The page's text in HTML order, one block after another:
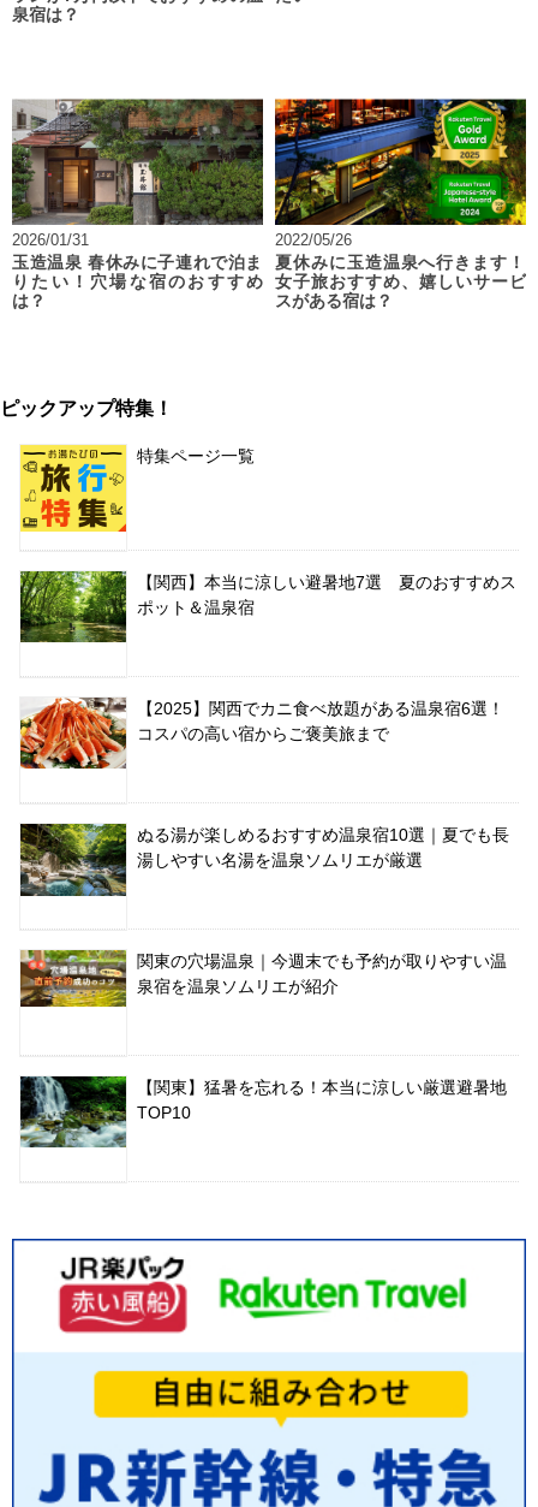
泉宿は？
2026/01/31
玉造温泉 春休みに子連れで泊ま
りたい！穴場な宿のおすすめ
は？
2022/05/26
夏休みに玉造温泉へ行きます！
女子旅おすすめ、嬉しいサービ
スがある宿は？
ピックアップ特集！
特集ページ一覧
【関西】本当に涼しい避暑地7選 夏のおすすめス
ポット＆温泉宿
【2025】関西でカニ食べ放題がある温泉宿6選！
コスパの高い宿からご褒美旅まで
ぬる湯が楽しめるおすすめ温泉宿10選｜夏でも長
湯しやすい名湯を温泉ソムリエが厳選
関東の穴場温泉｜今週末でも予約が取りやすい温
泉宿を温泉ソムリエが紹介
【関東】猛暑を忘れる！本当に涼しい厳選避暑地
TOP10